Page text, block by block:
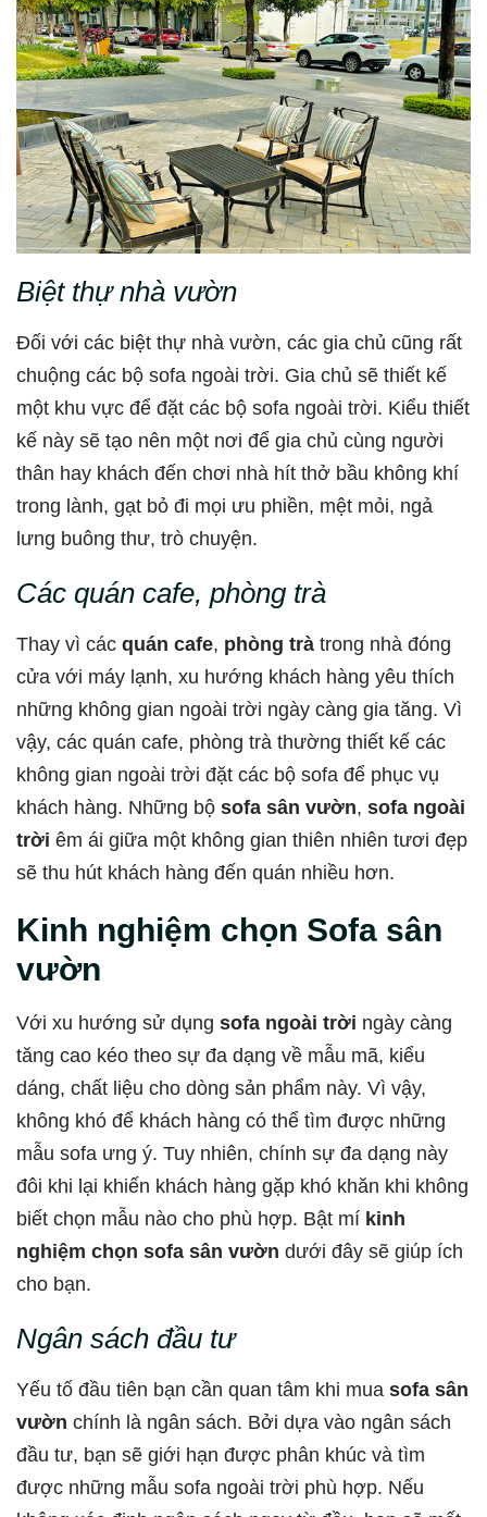
Biệt thự nhà vườn
Đối với các biệt thự nhà vườn, các gia chủ cũng rất
chuộng các bộ sofa ngoài trời. Gia chủ sẽ thiết kế
một khu vực để đặt các bộ sofa ngoài trời. Kiểu thiết
kế này sẽ tạo nên một nơi để gia chủ cùng người
thân hay khách đến chơi nhà hít thở bầu không khí
trong lành, gạt bỏ đi mọi ưu phiền, mệt mỏi, ngả
lưng buông thư, trò chuyện.
Các quán cafe, phòng trà
Thay vì các quán cafe, phòng trà trong nhà đóng
cửa với máy lạnh, xu hướng khách hàng yêu thích
những không gian ngoài trời ngày càng gia tăng. Vì
vậy, các quán cafe, phòng trà thường thiết kế các
không gian ngoài trời đặt các bộ sofa để phục vụ
khách hàng. Những bộ sofa sân vườn, sofa ngoài
trời êm ái giữa một không gian thiên nhiên tươi đẹp
sẽ thu hút khách hàng đến quán nhiều hơn.
Kinh nghiệm chọn Sofa sân
vườn
Với xu hướng sử dụng sofa ngoài trời ngày càng
tăng cao kéo theo sự đa dạng về mẫu mã, kiểu
dáng, chất liệu cho dòng sản phẩm này. Vì vậy,
không khó để khách hàng có thể tìm được những
mẫu sofa ưng ý. Tuy nhiên, chính sự đa dạng này
đôi khi lại khiến khách hàng gặp khó khăn khi không
biết chọn mẫu nào cho phù hợp. Bật mí kinh
nghiệm chọn sofa sân vườn dưới đây sẽ giúp ích
cho bạn.
Ngân sách đầu tư
Yếu tố đầu tiên bạn cần quan tâm khi mua sofa sân
vườn chính là ngân sách. Bởi dựa vào ngân sách
đầu tư, bạn sẽ giới hạn được phân khúc và tìm
được những mẫu sofa ngoài trời phù hợp. Nếu